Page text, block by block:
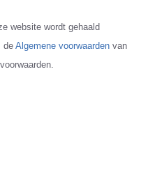
website wordt gehaald
de Algemene voorwaarden van